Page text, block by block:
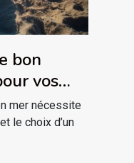
bon
vos
mer nécessite
le choix d’un